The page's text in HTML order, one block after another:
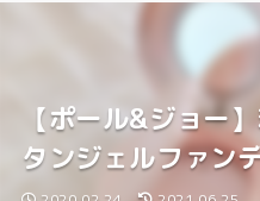
【ポール&ジョー
タンジェルファン